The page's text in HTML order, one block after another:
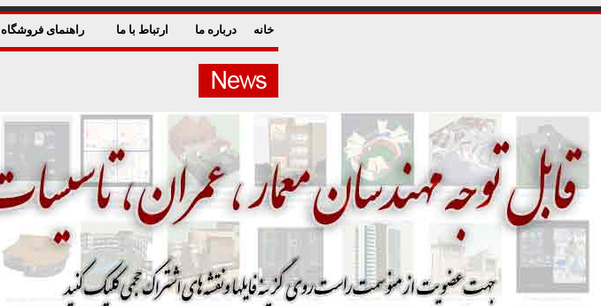
خانه درباره ما ارتباط با ما راهنمای فروشگاه